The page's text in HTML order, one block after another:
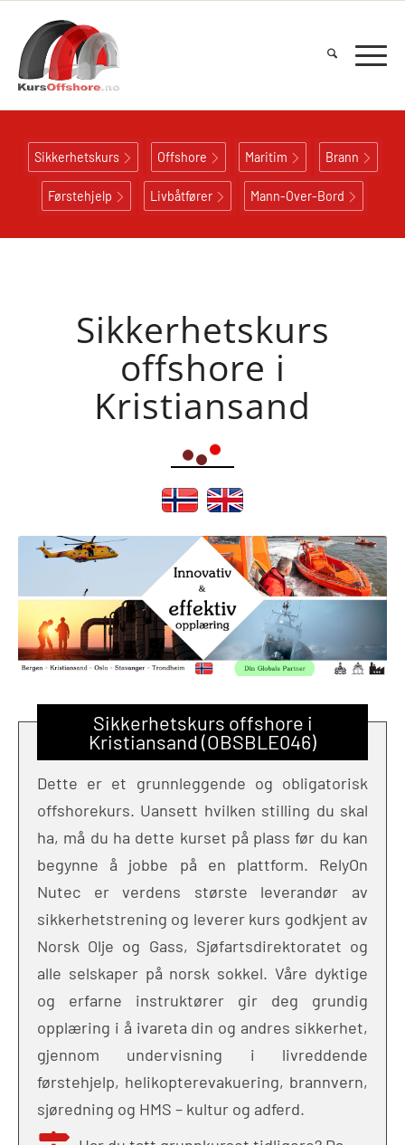
Sikkerhetskurs Offshore Maritim Brann
Førstehjelp Livbåtfører Mann-Over-Bord
Sikkerhetskurs
offshore i
Kristiansand
Sikkerhetskurs offshore i
Kristiansand (OBSBLE046)
Dette er et grunnleggende og obligatorisk
offshorekurs. Uansett hvilken stilling du skal
ha, må du ha dette kurset på plass før du kan
begynne å jobbe på en plattform. RelyOn
Nutec er verdens største leverandør av
sikkerhetstrening og leverer kurs godkjent av
Norsk Olje og Gass, Sjøfartsdirektoratet og
alle selskaper på norsk sokkel. Våre dyktige
og erfarne instruktører gir deg grundig
opplæring i å ivareta din og andres sikkerhet,
gjennom undervisning i livreddende
førstehjelp, helikopterevakuering, brannvern,
sjøredning og HMS – kultur og adferd.